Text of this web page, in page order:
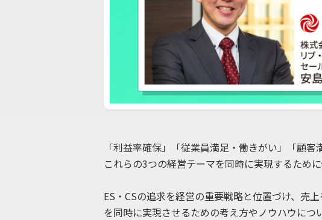
「利益率確保」「従業員満足・働きがい」「顧客
これらの3つの経営テーマを同時に実現するため
ES・CSの追求を経営の重要戦略と位置づけ、売
を同時に実現させるための考え方やノウハウにつ